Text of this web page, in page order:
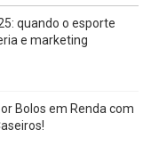
quando o esporte
e marketing
Bolos em Renda com